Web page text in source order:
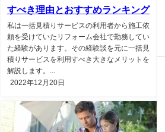
すべき理由とおすすめランキング
私は一括見積りサービスの利用者から施工依
頼を受けていたリフォーム会社で勤務してい
た経験があります。その経験談を元に一括見
積りサービスを利用すべき大きなメリットを
解説します。...
2022年12月20日